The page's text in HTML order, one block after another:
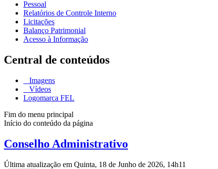
Pessoal
Relatórios de Controle Interno
Licitações
Balanço Patrimonial
Acesso à Informação
Central de conteúdos
Imagens
Vídeos
Logomarca FEL
Fim do menu principal
Início do conteúdo da página
Conselho Administrativo
Última atualização em Quinta, 18 de Junho de 2026, 14h11